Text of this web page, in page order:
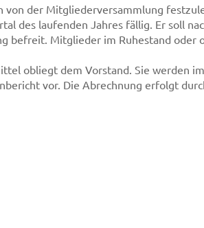
von der Mitgliederversammlung
des laufenden Jahres fällig. Er soll
befreit. Mitglieder im Ruhestand
obliegt dem Vorstand. Sie werden
vor. Die Abrechnung erfolgt